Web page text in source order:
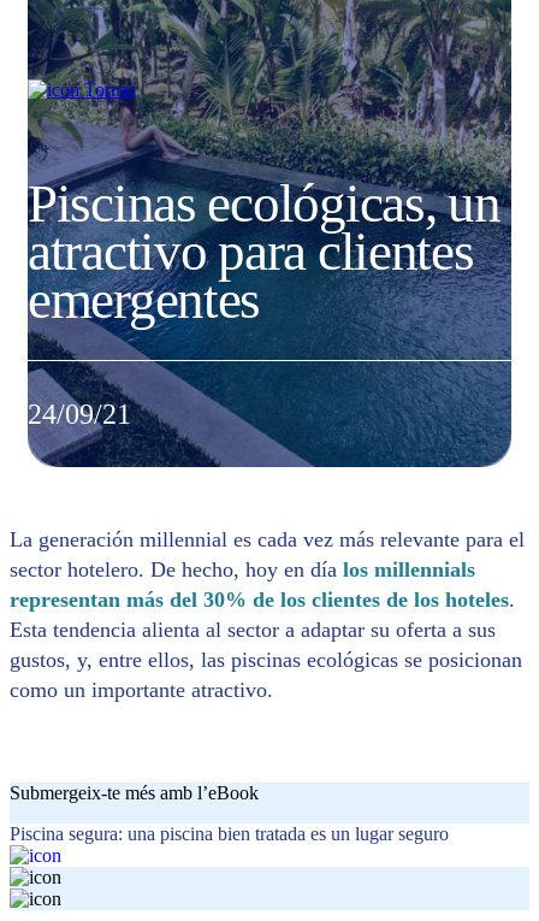
Tornar
Piscinas ecológicas, un
atractivo para clientes
emergentes
24/09/21
La generación millennial es cada vez más relevante para el
sector hotelero. De hecho, hoy en día los millennials
representan más del 30% de los clientes de los hoteles.
Esta tendencia alienta al sector a adaptar su oferta a sus
gustos, y, entre ellos, las piscinas ecológicas se posicionan
como un importante atractivo.
Submergeix-te més amb l’eBook
Piscina segura: una piscina bien tratada es un lugar seguro